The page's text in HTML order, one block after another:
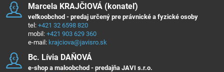
Marcela KRAJČIOVÁ (konateľ)
veľkoobchod - predaj určený pre právnické a fyzické osoby
tel: +421 32 6598 820
mobil: +421 903 629 360
e-mail: krajciova@javisro.sk
Bc​. Lívia DAŇOVÁ
e-shop a maloobchod - predajňa JAVI s.r.o.